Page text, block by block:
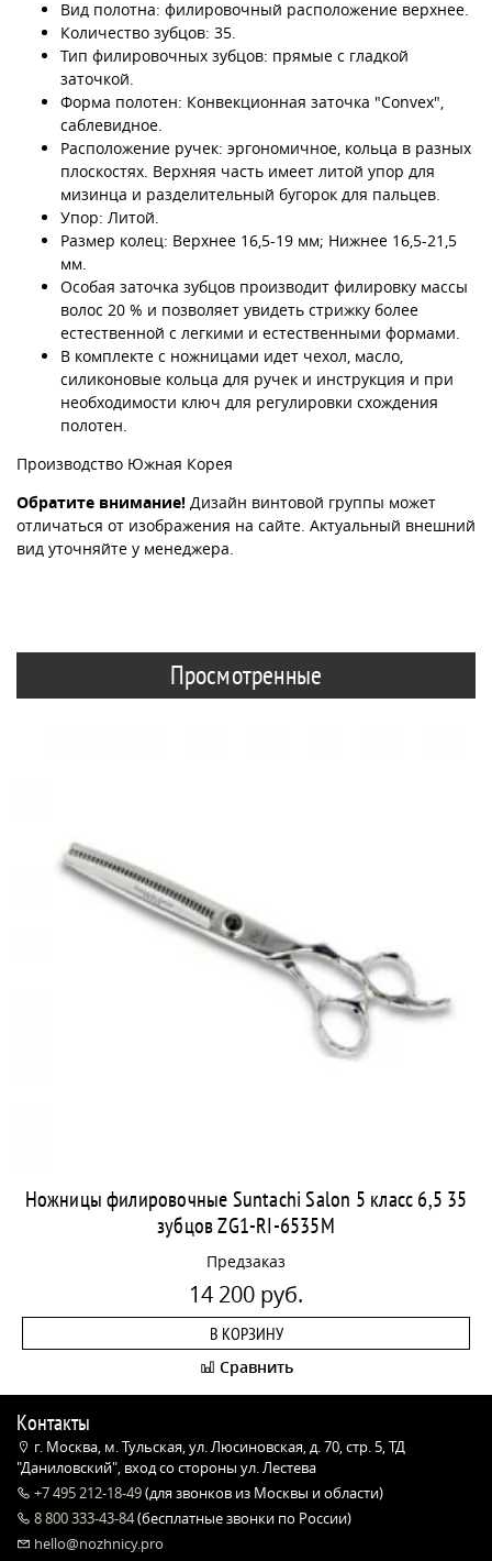
Вид полотна: филировочный расположение верхнее.
Количество зубцов: 35.
Тип филировочных зубцов: прямые с гладкой
заточкой.
Форма полотен: Конвекционная заточка "Convex",
саблевидное.
Расположение ручек: эргономичное, кольца в разных
плоскостях. Верхняя часть имеет литой упор для
мизинца и разделительный бугорок для пальцев.
Упор: Литой.
Размер колец: Верхнее 16,5-19 мм; Нижнее 16,5-21,5
мм.
Особая заточка зубцов производит филировку массы
волос 20 % и позволяет увидеть стрижку более
естественной с легкими и естественными формами.
В комплекте с ножницами идет чехол, масло,
силиконовые кольца для ручек и инструкция и при
необходимости ключ для регулировки схождения
полотен.
Производство Южная Корея
Обратите внимание! Дизайн винтовой группы может
отличаться от изображения на сайте. Актуальный внешний
вид уточняйте у менеджера.
Просмотренные
Ножницы филировочные Suntachi Salon 5 класс 6,5 35
зубцов ZG1-RI-6535M
Предзаказ
14 200 руб.
В КОРЗИНУ
Сравнить
Контакты
г. Москва, м. Тульская, ул. Люсиновская, д. 70, стр. 5, ТД
"Даниловский", вход со стороны ул. Лестева
+7 495 212-18-49(для звонков из Москвы и области)
8 800 333-43-84(бесплатные звонки по России)
hello@nozhnicy.pro